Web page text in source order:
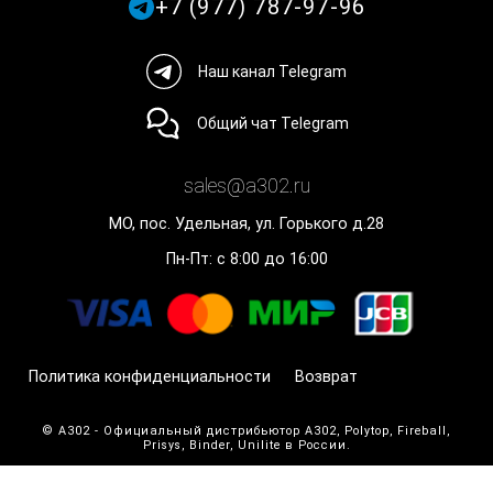
МО, пос. Удельная, ул. Горького д.28
Пн-Пт: с 8:00 до 16:00
Политика конфиденциальности Возврат
© A302 - Официальный дистрибьютор A302, Polytop, Fireball,
Prisys, Binder, Unilite в России.
+7 (977) 787-97-96
Наш канал Telegram
Общий чат Telegram
sales@a302.ru